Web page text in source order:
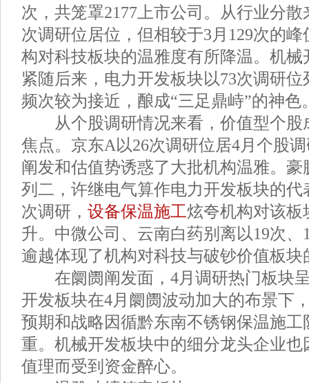
次，共笼罩2177上市公司。从行业分
次调研位居位，但相较于3月129次的
构对科技板块的温雅度有所降温。机械
紧随后来，电力开发板块以73次调研
频次较为接近，酿成“三足鼎峙”的神色
从个股调研情况来看，价值型个股
焦点。京东A以26次调研位居4月个股
阐发和估值势诱惑了大批机构温雅。豪
列二，许继电气算作电力开发板块的代
次调研， 设备保温施工炫夸机构对该板
升。中微公司、云南白药别离以19次
逾越体现了机构对科技与破钞价值板
在阛阓阐发面，4月调研热门板块
开发板块在4月阛阓波动加大的布景下
预期和战略因循黔东南不锈钢保温施
重。机械开发板块中的细分龙头企业
值理而受到资金醉心。